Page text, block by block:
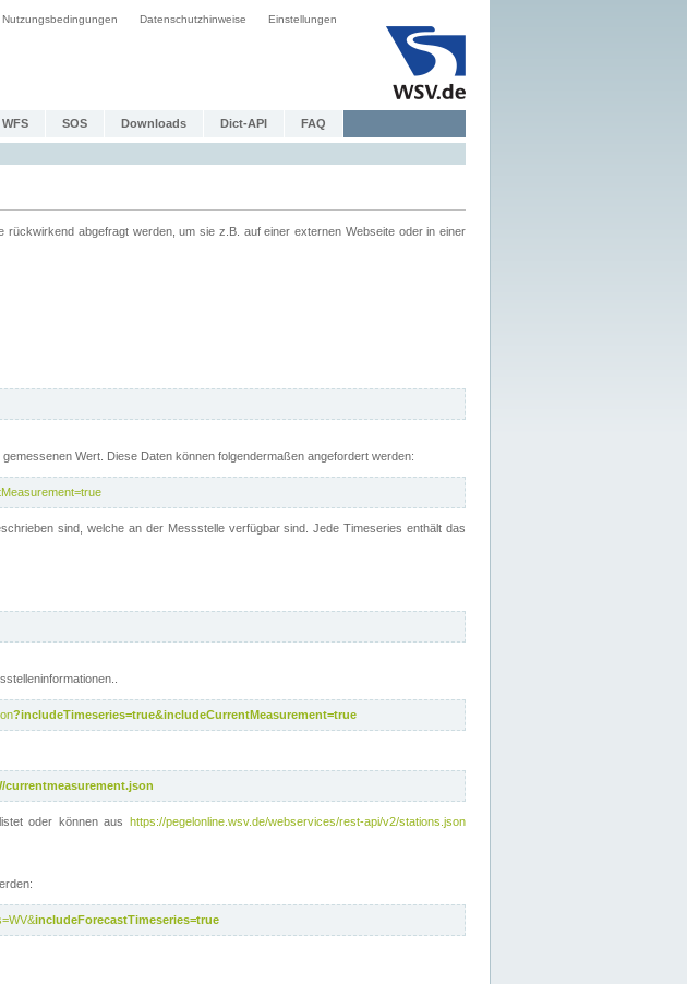
Nutzungsbedingungen Datenschutzhinweise Einstellungen
WFS SOS Downloads Dict-API FAQ
abgefragt werden, um sie z.B. auf einer externen Webseite oder in einer
Wert. Diese Daten können folgendermaßen angefordert werden:
sind, welche an der Messstelle verfügbar sind. Jede Timeseries enthält das
?includeTimeseries=true&includeCurrentMeasurement=true
currentmeasurement.json
oder können aushttps://pegelonline.wsv.de/webservices/rest-api/v2/stations.json
includeForecastTimeseries=true